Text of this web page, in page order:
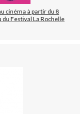
cinéma à partir du 8
Festival La Rochelle